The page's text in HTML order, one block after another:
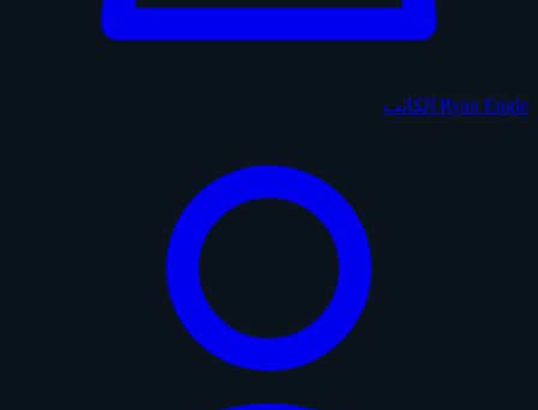
Ryan Engle الكاتب